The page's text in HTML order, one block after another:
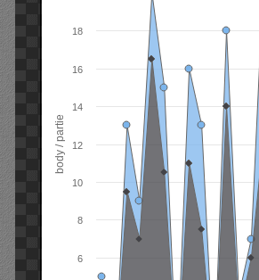
body / partie
6
8
10
12
14
16
18